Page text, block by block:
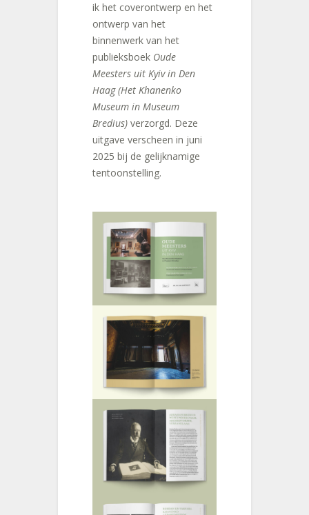
ik het coverontwerp en het
ontwerp van het
binnenwerk van het
publieksboek Oude
Meesters uit Kyiv in Den
Haag (Het Khanenko
Museum in Museum
Bredius) verzorgd. Deze
uitgave verscheen in juni
2025 bij de gelijknamige
tentoonstelling.